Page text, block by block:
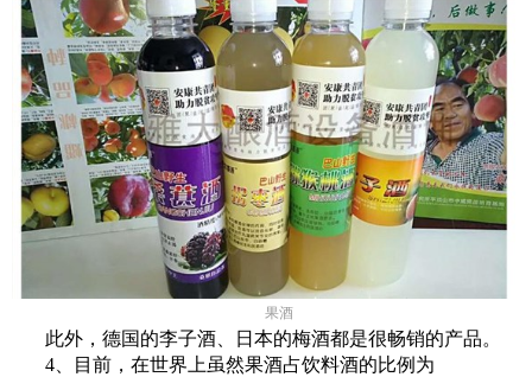
果酒
此外，德国的李子酒、日本的梅酒都是很畅销的产品。
4、目前，在世界上虽然果酒占饮料酒的比例为